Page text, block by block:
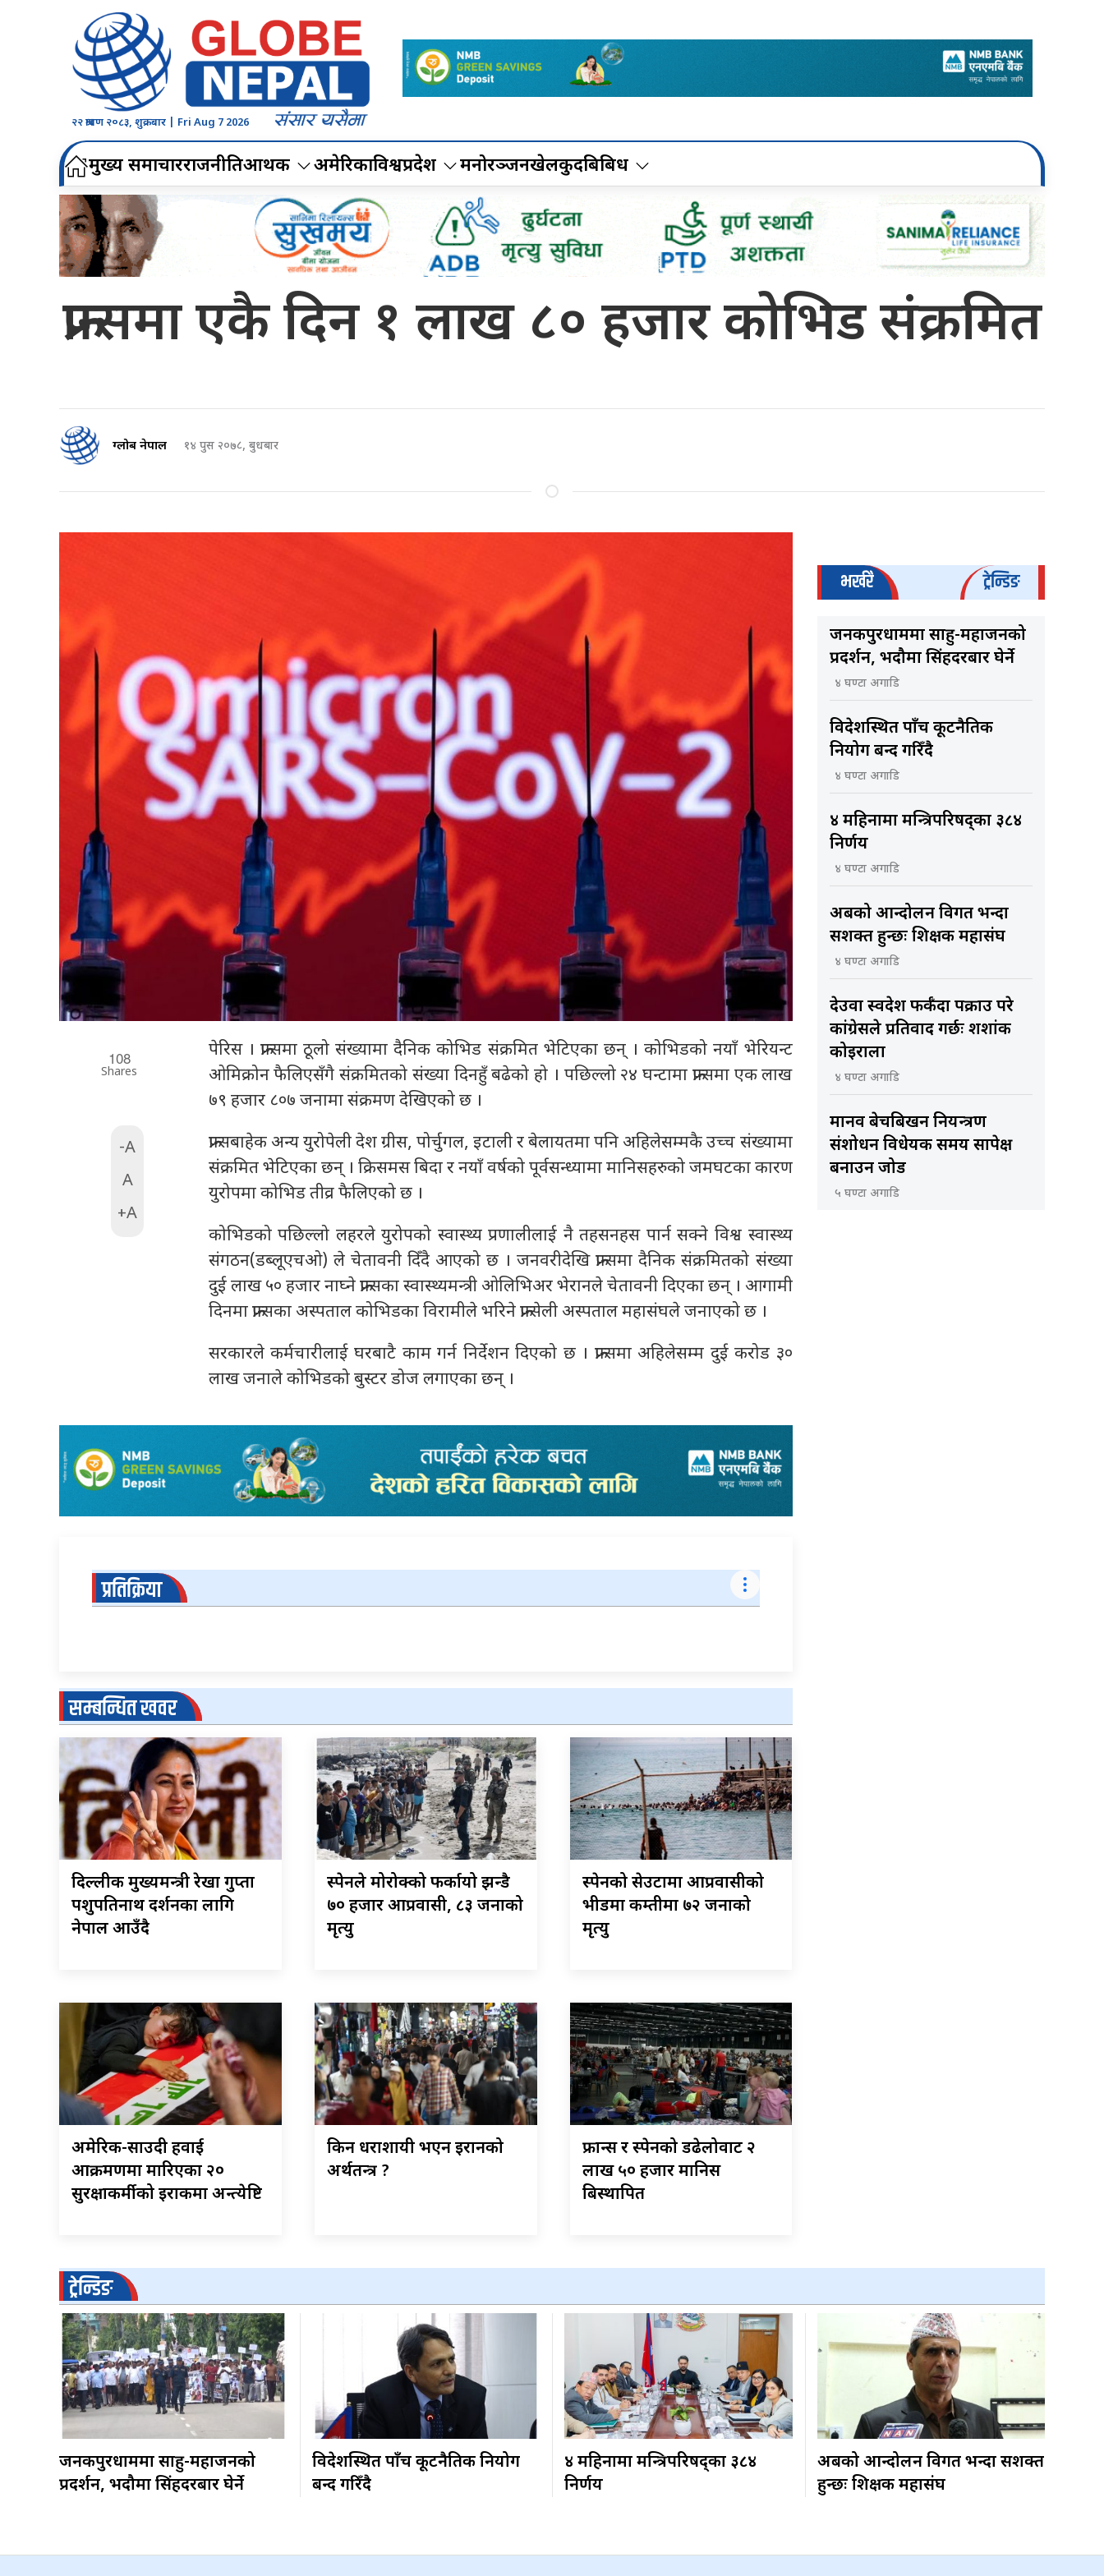
२२ श्रावण २०८३, शुक्रबार | Fri Aug 7 2026
मुख्य समाचारराजनीतिआर्थिक अमेरिकाविश्वप्रदेश मनोरञ्जनखेलकुदबिबिध
फ्रान्समा एकै दिन १ लाख ८० हजार कोभिड संक्रमित
ग्लोब नेपाल १४ पुस २०७८, बुधबार
108
Shares
-A
A
+A
पेरिस । फ्रान्समा ठूलो संख्यामा दैनिक कोभिड संक्रमित भेटिएका छन् । कोभिडको नयाँ भेरियन्ट
ओमिक्रोन फैलिएसँगै संक्रमितको संख्या दिनहुँ बढेको हो । पछिल्लो २४ घन्टामा फ्रान्समा एक लाख
७९ हजार ८०७ जनामा संक्रमण देखिएको छ ।
फ्रान्सबाहेक अन्य युरोपेली देश ग्रीस, पोर्चुगल, इटाली र बेलायतमा पनि अहिलेसम्मकै उच्च संख्यामा
संक्रमित भेटिएका छन् । क्रिसमस बिदा र नयाँ वर्षको पूर्वसन्ध्यामा मानिसहरुको जमघटका कारण
युरोपमा कोभिड तीव्र फैलिएको छ ।
कोभिडको पछिल्लो लहरले युरोपको स्वास्थ्य प्रणालीलाई नै तहसनहस पार्न सक्ने विश्व स्वास्थ्य
संगठन(डब्लूएचओ) ले चेतावनी दिँदै आएको छ । जनवरीदेखि फ्रान्समा दैनिक संक्रमितको संख्या
दुई लाख ५० हजार नाघ्ने फ्रान्सका स्वास्थ्यमन्त्री ओलिभिअर भेरानले चेतावनी दिएका छन् । आगामी
दिनमा फ्रान्सका अस्पताल कोभिडका विरामीले भरिने फ्रान्सेली अस्पताल महासंघले जनाएको छ ।
सरकारले कर्मचारीलाई घरबाटै काम गर्न निर्देशन दिएको छ । फ्रान्समा अहिलेसम्म दुई करोड ३०
लाख जनाले कोभिडको बुस्टर डोज लगाएका छन् ।
प्रतिक्रिया
सम्बन्धित खवर
दिल्लीकी मुख्यमन्त्री रेखा गुप्ता
पशुपतिनाथ दर्शनका लागि
नेपाल आउँदै
स्पेनले मोरोक्को फर्कायो झन्डै
७० हजार आप्रवासी, ८३ जनाको
मृत्यु
स्पेनको सेउटामा आप्रवासीको
भीडमा कम्तीमा ७२ जनाको
मृत्यु
अमेरिकी-साउदी हवाई
आक्रमणमा मारिएका २०
सुरक्षाकर्मीको इराकमा अन्त्येष्टि
किन धराशायी भएन इरानको
अर्थतन्त्र ?
फ्रान्स र स्पेनको डढेलोवाट २
लाख ५० हजार मानिस
बिस्थापित
भर्खरै ट्रेन्डिङ
जनकपुरधाममा साहु-महाजनको
प्रदर्शन, भदौमा सिंहदरबार घेर्ने
४ घण्टा अगाडि
विदेशस्थित पाँच कूटनैतिक
नियोग बन्द गरिँदै
४ घण्टा अगाडि
४ महिनामा मन्त्रिपरिषद्का ३८४
निर्णय
४ घण्टा अगाडि
अबको आन्दोलन विगत भन्दा
सशक्त हुन्छः शिक्षक महासंघ
४ घण्टा अगाडि
देउवा स्वदेश फर्कँदा पक्राउ परे
कांग्रेसले प्रतिवाद गर्छः शशांक
कोइराला
४ घण्टा अगाडि
मानव बेचबिखन नियन्त्रण
संशोधन विधेयक समय सापेक्ष
बनाउन जोड
५ घण्टा अगाडि
ट्रेन्डिङ
जनकपुरधाममा साहु-महाजनको
प्रदर्शन, भदौमा सिंहदरबार घेर्ने
विदेशस्थित पाँच कूटनैतिक नियोग
बन्द गरिँदै
४ महिनामा मन्त्रिपरिषद्का ३८४
निर्णय
अबको आन्दोलन विगत भन्दा सशक्त
हुन्छः शिक्षक महासंघ